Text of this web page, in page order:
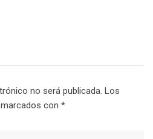
no será publicada. Los
con *